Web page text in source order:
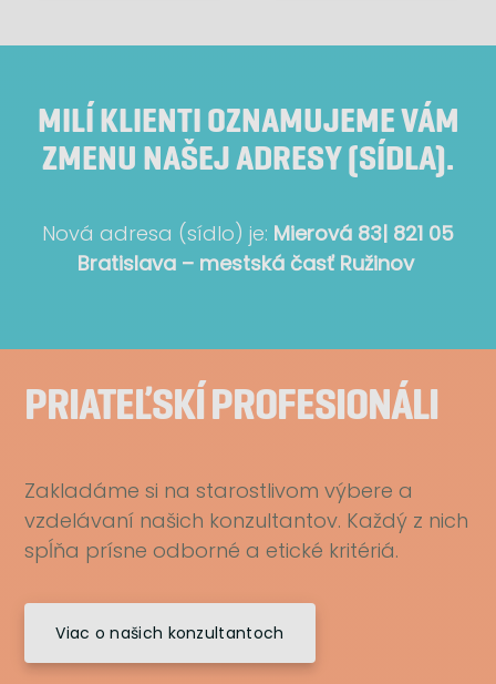
MILÍ KLIENTI OZNAMUJEME VÁM
ZMENU NAŠEJ ADRESY (SÍDLA).
Nová adresa (sídlo) je: Mierová 83| 821 05
Bratislava – mestská časť Ružinov
PRIATEĽSKÍ PROFESIONÁLI
Zakladáme si na starostlivom výbere a
vzdelávaní našich konzultantov. Každý z nich
spĺňa prísne odborné a etické kritériá.
Viac o našich konzultantoch